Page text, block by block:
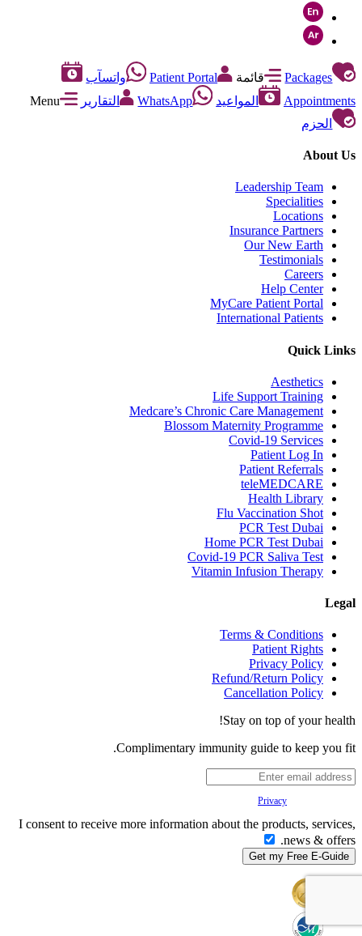
Packages قائمة Patient Portal
واتسآب
Appointments
المواعيد WhatsApp التقارير
Menu
الحزم
About Us
Leadership Team
Specialities
Locations
Insurance Partners
Our New Earth
Testimonials
Careers
Help Center
MyCare Patient Portal
International Patients
Quick Links
Aesthetics
Life Support Training
Medcare’s Chronic Care Management
Blossom Maternity Programme
Covid-19 Services
Patient Log In
Patient Referrals
teleMEDCARE
Health Library
Flu Vaccination Shot
PCR Test Dubai
Home PCR Test Dubai
Covid-19 PCR Saliva Test
Vitamin Infusion Therapy
Legal
Terms & Conditions
Patient Rights
Privacy Policy
Refund/Return Policy
Cancellation Policy
Stay on top of your health!
Complimentary immunity guide to keep you fit.
Privacy
I consent to receive more information about the products, services,
news & offers.